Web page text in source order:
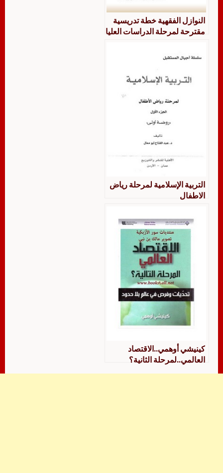
النوازل الفقهية خطة تدريسية
مقترحة لمرحلة الدراسات العليا
التربية الإسلامية لمرحلة رياض
الاطفال
كينيشي أوهمي..الاقتصاد
العالمي..لمرحلة الثانية؟